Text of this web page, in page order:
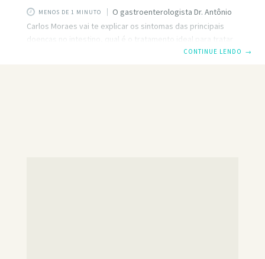
MENOS DE 1 MINUTO
O gastroenterologista Dr. Antônio
Carlos Moraes vai te explicar os sintomas das principais
doenças no intestino, qual é o tratamento ideal para tratar
cada situação para a diarreia parar e a vida melhorar. Além
CONTINUE LENDO →